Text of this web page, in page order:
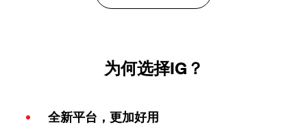
为何选择IG？
全新平台，更加好用